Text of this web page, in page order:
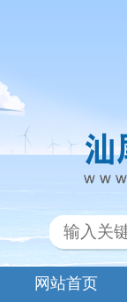
网站首页